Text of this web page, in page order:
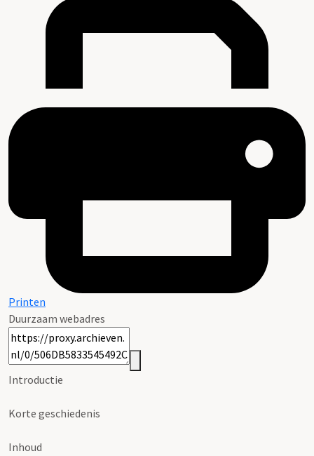
Printen
Duurzaam webadres
Introductie
Korte geschiedenis
Inhoud